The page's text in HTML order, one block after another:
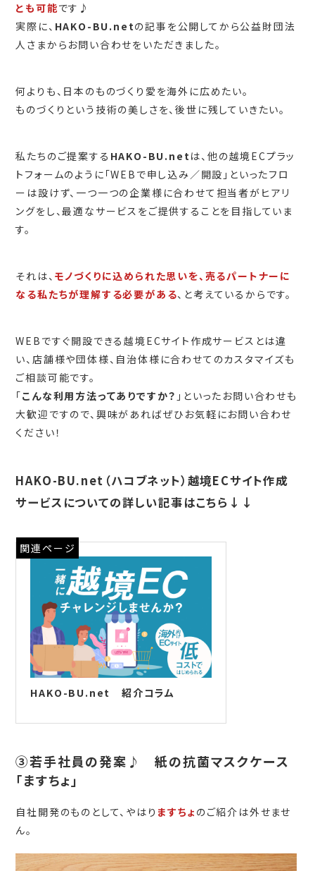
とも可能です♪
実際に、 HAKO-BU.netの記事を公開してから公益財団法
人さまからお問い合わせをいただきました。
何よりも、日本のものづくり愛を海外に広めたい。
ものづくりという技術の美しさを、後世に残していきたい。
私たちのご提案する HAKO-BU.netは、他の越境ECプラッ
トフォームのように「WEBで申し込み／開設」といったフロ
ーは設けず、一つ一つの企業様に合わせて担当者がヒアリ
ングをし、最適なサービスをご提供することを目指していま
す。
それは、 モノづくりに込められた思いを、売るパートナーに
なる私たちが理解する必要がある、と考えているからです。
WEBですぐ開設できる越境ECサイト作成サービスとは違
い、店舗様や団体様、自治体様に合わせてのカスタマイズも
ご相談可能です。
「こんな利用方法ってありですか？ 」といったお問い合わせも
大歓迎ですので、興味があればぜひお気軽にお問い合わせ
ください！
HAKO-BU.net（ハコブネット）越境ECサイト作成
サービスについての詳しい記事はこちら↓↓
関連ページ
HAKO-BU.net 紹介コラム
③若手社員の発案♪ 紙の抗菌マスクケース
「ますちょ」
自社開発のものとして、やはり ますちょ のご紹介は外せませ
ん。